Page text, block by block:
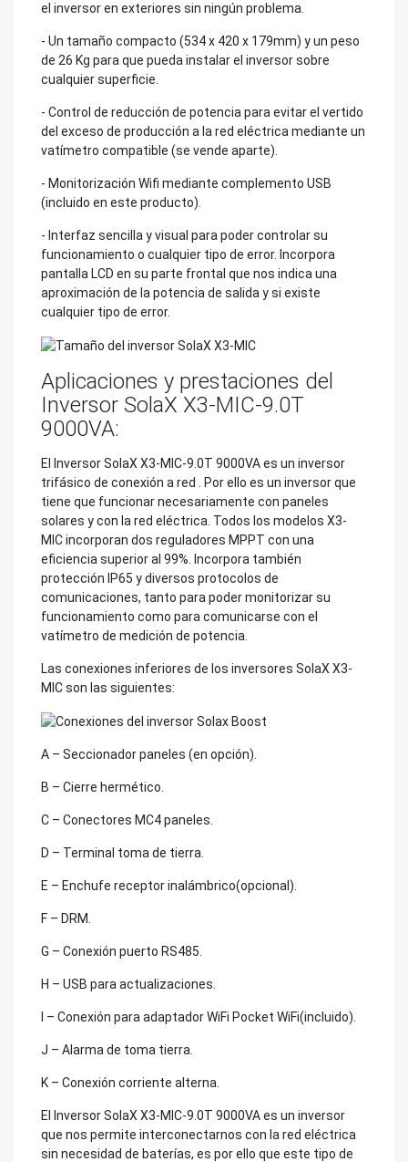
el inversor en exteriores sin ningún problema.
- Un tamaño compacto (534 x 420 x 179mm) y un peso
de 26 Kg para que pueda instalar el inversor sobre
cualquier superficie.
- Control de reducción de potencia para evitar el vertido
del exceso de producción a la red eléctrica mediante un
vatímetro compatible (se vende aparte).
- Monitorización Wifi mediante complemento USB
(incluido en este producto).
- Interfaz sencilla y visual para poder controlar su
funcionamiento o cualquier tipo de error. Incorpora
pantalla LCD en su parte frontal que nos indica una
aproximación de la potencia de salida y si existe
cualquier tipo de error.
Aplicaciones y prestaciones del
Inversor SolaX X3-MIC-9.0T
9000VA:
El Inversor SolaX X3-MIC-9.0T 9000VA es un inversor
trifásico de conexión a red
. Por ello es un inversor que
tiene que funcionar necesariamente con paneles
solares y con la red eléctrica. Todos los modelos X3-
MIC incorporan dos reguladores MPPT con una
eficiencia superior al 99%. Incorpora también
protección IP65 y diversos protocolos de
comunicaciones, tanto para poder monitorizar su
funcionamiento como para comunicarse con el
vatímetro de medición de potencia.
Las conexiones inferiores de los inversores SolaX X3-
MIC son las siguientes:
A – Seccionador paneles (en opción).
B – Cierre hermético.
C – Conectores MC4 paneles.
D – Terminal toma de tierra.
E – Enchufe receptor inalámbrico(opcional).
F – DRM.
G – Conexión puerto RS485.
H – USB para actualizaciones.
I – Conexión para adaptador WiFi Pocket WiFi(incluido).
J – Alarma de toma tierra.
K – Conexión corriente alterna.
El Inversor SolaX X3-MIC-9.0T 9000VA es un inversor
que nos permite interconectarnos con la red eléctrica
sin necesidad de baterías, es por ello que este tipo de